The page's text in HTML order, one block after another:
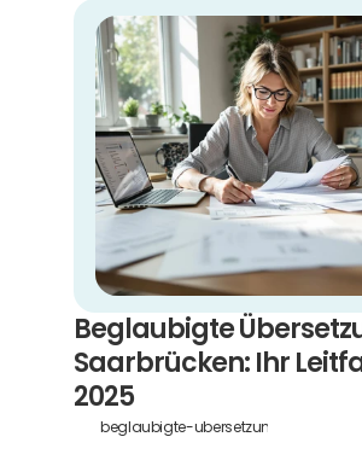
Beglaubigte
Saarbrücken: Ihr
2025
beglaubigte-ubersetzung-